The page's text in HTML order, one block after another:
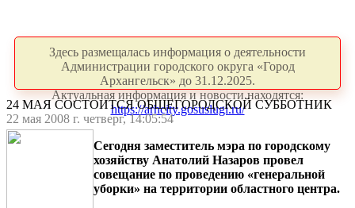
Здесь размещалась информация о деятельности
Администрации городского округа «Город
Архангельск» до 31.12.2025.
Актуальная информация и новости находятся:
https://arhcity.gosuslugi.ru/
24 МАЯ СОСТОИТСЯ ОБЩЕГОРОДСКОЙ СУББОТНИК
22 мая 2008 г. четверг, 14:05:54
Сегодня заместитель мэра по городскому
хозяйству Анатолий Назаров провел
совещание по проведению «генеральной
уборки» на территории областного центра.